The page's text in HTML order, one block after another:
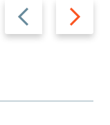
Назад Вперед